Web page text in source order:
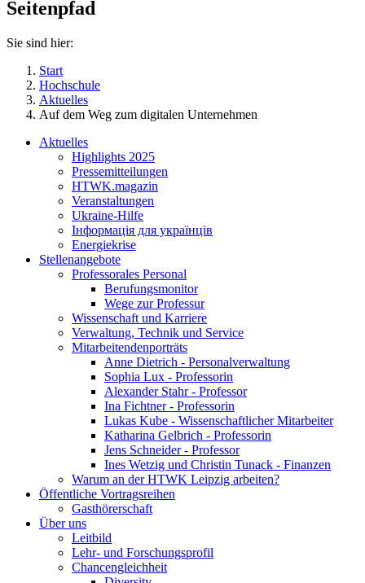
Seitenpfad
Sie sind hier:
Start
Hochschule
Aktuelles
Auf dem Weg zum digitalen Unternehmen
Aktuelles
Highlights 2025
Pressemitteilungen
HTWK.magazin
Veranstaltungen
Ukraine-Hilfe
Інформація для українців
Energiekrise
Stellenangebote
Professorales Personal
Berufungsmonitor
Wege zur Professur
Wissenschaft und Karriere
Verwaltung, Technik und Service
Mitarbeitendenporträts
Anne Dietrich - Personalverwaltung
Sophia Lux - Professorin
Alexander Stahr - Professor
Ina Fichtner - Professorin
Lukas Kube - Wissenschaftlicher Mitarbeiter
Katharina Gelbrich - Professorin
Jens Schneider - Professor
Ines Wetzig und Christin Tunack - Finanzen
Warum an der HTWK Leipzig arbeiten?
Öffentliche Vortragsreihen
Gasthörerschaft
Über uns
Leitbild
Lehr- und Forschungsprofil
Chancengleichheit